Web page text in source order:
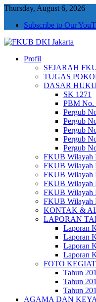
Thursday, August 6, 2026
Subscribe to Our
FKUB DKI Jakarta
Jakarta Aman, Jakarta
Profil
SEJARAH
TUGAS
DASAR
SK 1271
PBM No.
Pergub
Pergub
Pergub
Pergub
Pergub
FKUB Wilayah
FKUB Wilayah
FKUB Wilayah
FKUB Wilayah
FKUB Wilayah
FKUB Wilayah
KONTAK &
LAPORAN
Laporan
Laporan
Laporan
Laporan
FOTO
Tahun
Tahun
Tahun
AGAMA DAN